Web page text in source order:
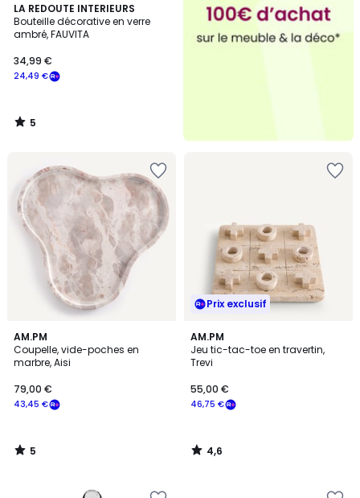
LA REDOUTE INTERIEURS
Bouteille décorative en verre
ambré, FAUVITA
24,49 €
34,99 €
5
/
5
5
/
AM.PM
Coupelle, vide-poches en
marbre, Aisi
43,45 €
79,00 €
5
/
5
5
/
Prix exclusif
AM.PM
Jeu tic-tac-toe en travertin,
Trevi
46,75 €
55,00 €
4,6
/ 5
4,6
/